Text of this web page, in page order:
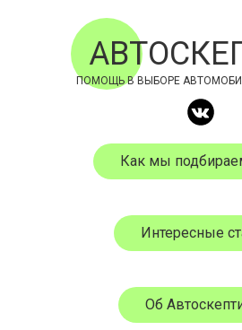
ПОМОЩЬ В ВЫБОРЕ
Как мы
Интересные
Об